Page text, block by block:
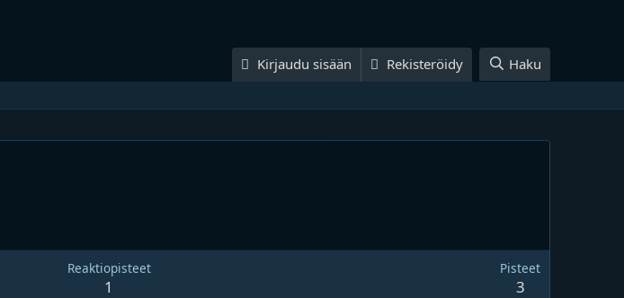
Kirjaudu sisään Rekisteröidy Haku
Reaktiopisteet
1
Pisteet
3